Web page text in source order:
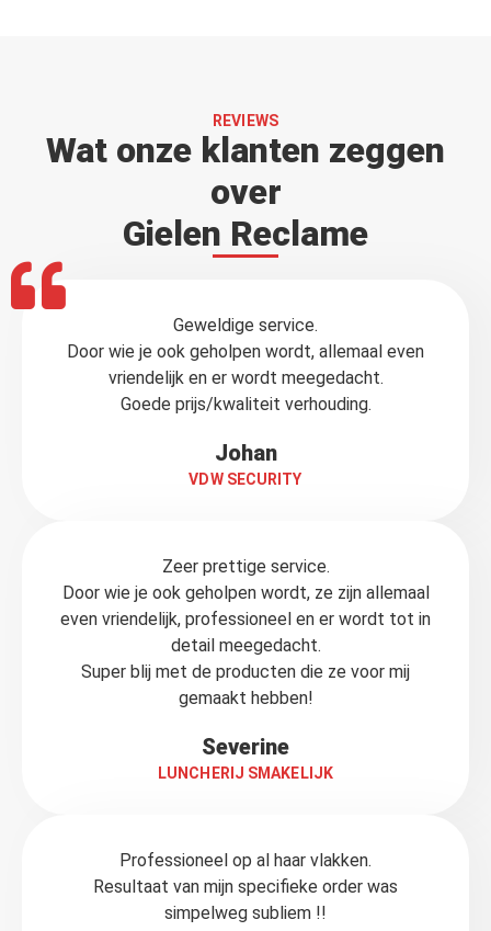
REVIEWS
Wat onze klanten zeggen
over
Gielen Reclame
Geweldige service.
Door wie je ook geholpen wordt, allemaal even
vriendelijk en er wordt meegedacht.
Goede prijs/kwaliteit verhouding.
Johan
VDW SECURITY
Zeer prettige service.
Door wie je ook geholpen wordt, ze zijn allemaal
even vriendelijk, professioneel en er wordt tot in
detail meegedacht.
Super blij met de producten die ze voor mij
gemaakt hebben!
Severine
LUNCHERIJ SMAKELIJK
Professioneel op al haar vlakken.
Resultaat van mijn specifieke order was
simpelweg subliem !!